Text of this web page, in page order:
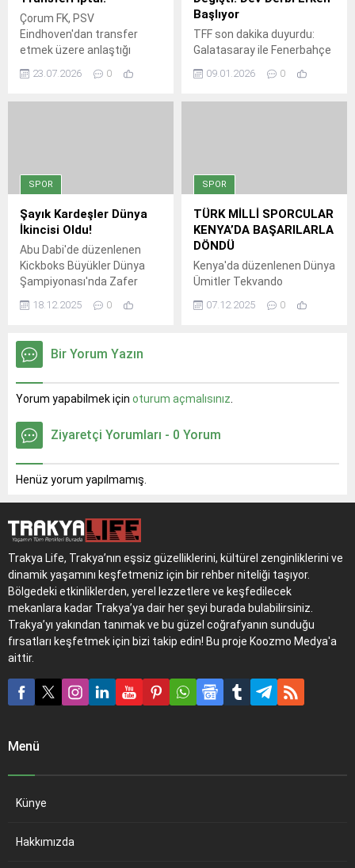
daha kanıtladı.
Çorum FK, PSV
Eindhoven'dan transfer
etmek üzere anlaştığı
sağlık kontrollerinde kalp
savunma için yeni bir isim
arayışına girdi.
23.07.2026 0
Başlıyor
TFF son dakika duyurdu:
Galatasaray ile Fenerbahçe
Turkcell Süper Kupa
09.01.2026 0
SPOR
Şayık Kardeşler Dünya
İkincisi Oldu!
Abu Dabi'de düzenlenen
Kickboks Büyükler Dünya
Şampiyonası'nda Zafer
Şayık, 67 kilo K1
kategorisinde dünya
Serdar Şayık da 63,5 kilo
Low Kick branşında aynı
Osmangazi Belediye
Başkanı Erkan Aydın, bu
başarıları dolayısıyla
kardeşleri makamında
başarılarının önemini
vurguladı. Şayık kardeşler,
Türk bayrağını...
18.12.2025 0
SPOR
TÜRK MİLLİ SPORCULAR
KENYA’DA BAŞARILARLA
DÖNDÜ
Kenya'da düzenlenen Dünya
Ümitler Tekvando
Şampiyonası'nda Türk milli
sporcular büyük başarı elde
kazanıldı; 4 altın ve 2
Yaren Uzunçavdar, Zehra
Gümüş...
07.12.2025 0
Bir Yorum Yazın
Yorum yapabilmek için oturum açmalısınız.
Ziyaretçi Yorumları - 0 Yorum
Henüz yorum yapılmamış.
Trakya Life, Trakya’nın eşsiz güzelliklerini, kültürel zenginliklerini ve
dinamik yaşamını keşfetmeniz için bir rehber niteliği taşıyor.
Bölgedeki etkinliklerden, yerel lezzetlere ve keşfedilecek
mekanlara kadar Trakya’ya dair her şeyi burada bulabilirsiniz.
Trakya’yı yakından tanımak ve bu güzel coğrafyanın sunduğu
fırsatları keşfetmek için bizi takip edin! Bu proje Koozmo Medya'a
aittir.
Menü
Künye
Hakkımızda